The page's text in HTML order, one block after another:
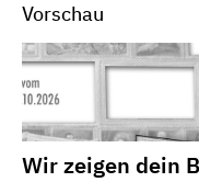
Vorschau
Wir zeigen dein